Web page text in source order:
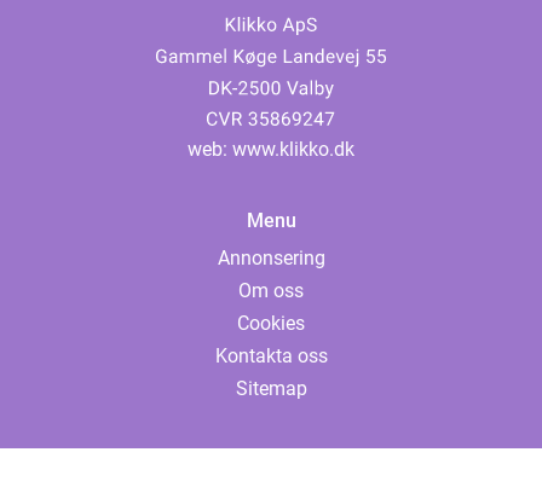
web: www.klikko.dk
Menu
Annonsering
Om oss
Cookies
Kontakta oss
Sitemap